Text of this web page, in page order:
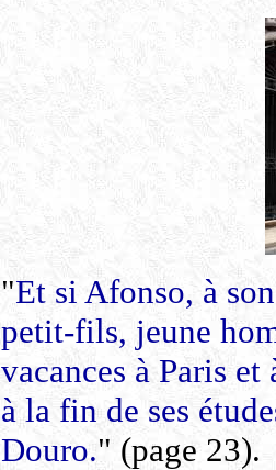
"Et si Afonso, à
petit-fils, jeune
vacances à Paris
à la fin de ses
Douro." (page 23).